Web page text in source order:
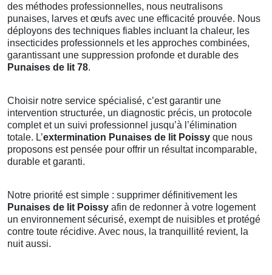
des méthodes professionnelles, nous neutralisons
punaises, larves et œufs avec une efficacité prouvée. Nous
déployons des techniques fiables incluant la chaleur, les
insecticides professionnels et les approches combinées,
garantissant une suppression profonde et durable des
Punaises de lit 78.
Choisir notre service spécialisé, c’est garantir une
intervention structurée, un diagnostic précis, un protocole
complet et un suivi professionnel jusqu’à l’élimination
totale. L’extermination Punaises de lit Poissy que nous
proposons est pensée pour offrir un résultat incomparable,
durable et garanti.
Notre priorité est simple : supprimer définitivement les
Punaises de lit Poissy afin de redonner à votre logement
un environnement sécurisé, exempt de nuisibles et protégé
contre toute récidive. Avec nous, la tranquillité revient, la
nuit aussi.